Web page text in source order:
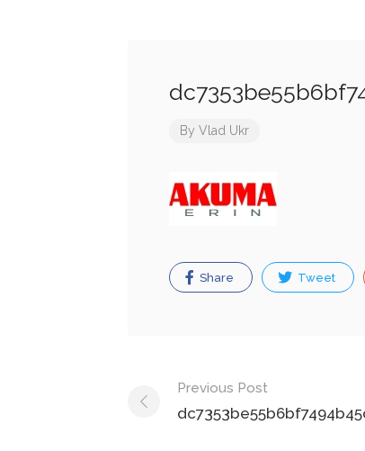
By Vlad Ukr
Share Tweet
Post
navigation
Previous Post